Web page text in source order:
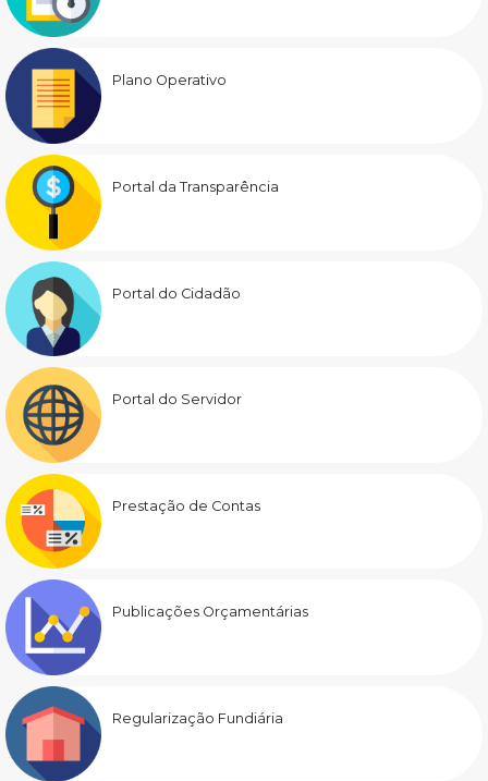
Plano Operativo
Portal da Transparência
Portal do Cidadão
Portal do Servidor
Prestação de Contas
Publicações Orçamentárias
Regularização Fundiária